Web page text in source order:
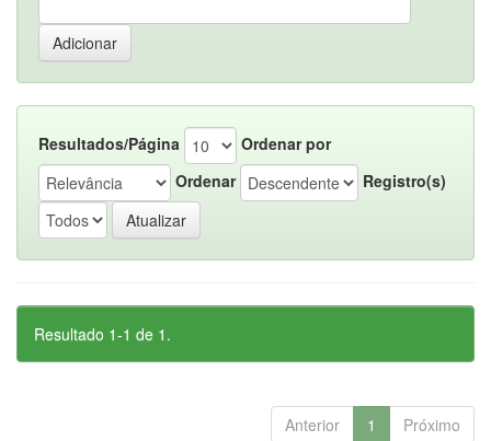
Resultados/Página
Ordenar por
Ordenar
Registro(s)
Resultado 1-1 de 1.
Anterior 1 Próximo